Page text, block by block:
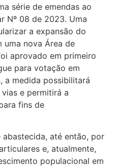
série de emendas ao
Nº 08 de 2023. Uma
a expansão do
uma nova Área de
aprovado em primeiro
para votação em
a medida possibilitará
e permitirá a
fins de
até então, por
e, atualmente,
populacional em